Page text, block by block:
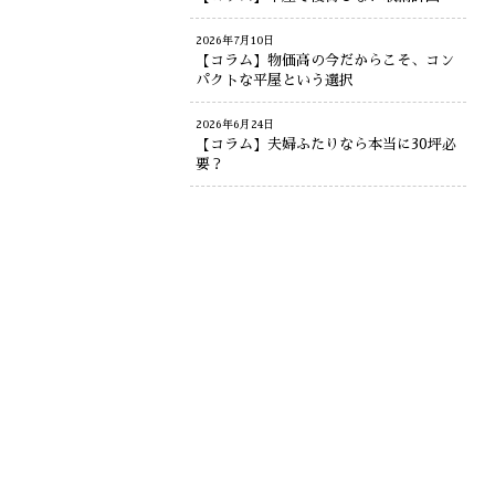
2026年7月10日
【コラム】物価高の今だからこそ、コン
パクトな平屋という選択
2026年6月24日
【コラム】夫婦ふたりなら本当に30坪必
要？